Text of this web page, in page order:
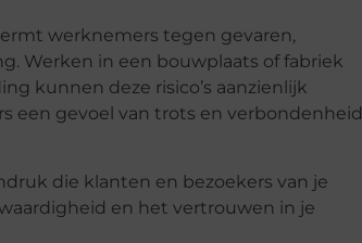
werknemers tegen gevaren,
Werken in een bouwplaats of fabriek
kunnen deze risico’s aanzienlijk
een gevoel van trots en verbondenheid
die klanten en bezoekers van je
en het vertrouwen in je